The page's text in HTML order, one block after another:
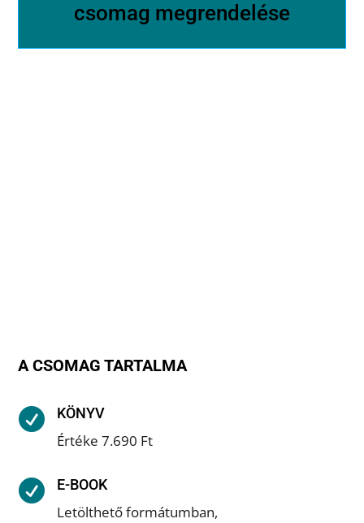
csomag megrendelése
A CSOMAG TARTALMA
 KÖNYV
Értéke 7.690 Ft
 E-BOOK
Letölthető formátumban,